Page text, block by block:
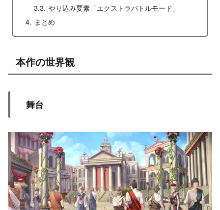
やり込み要素「エクストラバトルモード」
まとめ
本作の世界観
舞台